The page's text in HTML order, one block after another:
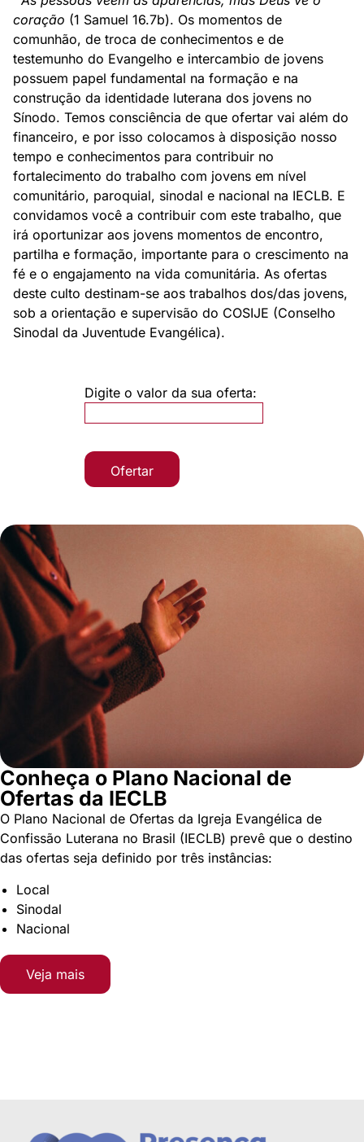
coração (1 Samuel 16.7b). Os momentos de
comunhão, de troca de conhecimentos e de
testemunho do Evangelho e intercambio de jovens
possuem papel fundamental na formação e na
construção da identidade luterana dos jovens no
Sínodo. Temos consciência de que ofertar vai além do
financeiro, e por isso colocamos à disposição nosso
tempo e conhecimentos para contribuir no
fortalecimento do trabalho com jovens em nível
comunitário, paroquial, sinodal e nacional na IECLB. E
convidamos você a contribuir com este trabalho, que
irá oportunizar aos jovens momentos de encontro,
partilha e formação, importante para o crescimento na
fé e o engajamento na vida comunitária. As ofertas
deste culto destinam-se aos trabalhos dos/das jovens,
sob a orientação e supervisão do COSIJE (Conselho
Sinodal da Juventude Evangélica).
Digite o valor da sua oferta:
Ofertar
Conheça o Plano Nacional de
Ofertas da IECLB
O Plano Nacional de Ofertas da Igreja Evangélica de
Confissão Luterana no Brasil (IECLB) prevê que o destino
das ofertas seja definido por três instâncias:
Local
Sinodal
Nacional
Veja mais